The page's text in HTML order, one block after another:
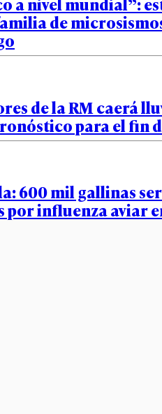
de
de la RM caerá
para el fin
600 mil gallinas
por influenza aviar